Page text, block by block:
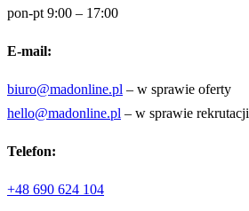
pon-pt 9:00 – 17:00
E-mail:
biuro@madonline.pl – w sprawie oferty
hello@madonline.pl – w sprawie rekrutacji
Telefon:
+48 690 624 104